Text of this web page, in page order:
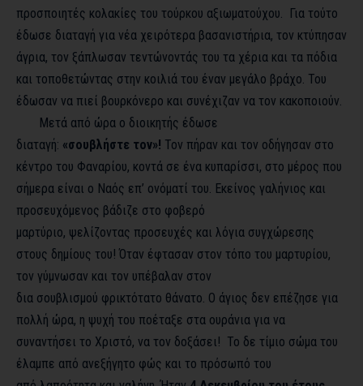
προσποιητές κολακίες του τούρκου αξιωματούχου. Για τούτο
έδωσε διαταγή για νέα χειρότερα βασανιστήρια, τον κτύπησαν
άγρια, τον ξάπλωσαν τεντώνοντάς του τα χέρια και τα πόδια
και τοποθετώντας στην κοιλιά του έναν μεγάλο βράχο. Του
έδωσαν να πιεί βουρκόνερο και συνέχιζαν να τον κακοποιούν.
Μετά από ώρα ο διοικητής έδωσε
διαταγή: «σουβλήστε τον»! Τον πήραν και τον οδήγησαν στο
κέντρο του Φαναρίου, κοντά σε ένα κυπαρίσσι, στο μέρος που
σήμερα είναι ο Ναός επ’ ονόματί του. Εκείνος γαλήνιος και
προσευχόμενος βάδιζε στο φοβερό
μαρτύριο, ψελίζοντας προσευχές και λόγια συγχώρεσης
στους δημίους του! Όταν έφτασαν στον τόπο του μαρτυρίου,
τον γύμνωσαν και τον υπέβαλαν στον
δια σουβλισμού φρικτότατο θάνατο. Ο άγιος δεν επέζησε για
πολλή ώρα, η ψυχή του ποέταξε στα ουράνια για να
συναντήσει το Χριστό, να τον δοξάσει! Το δε τίμιο σώμα του
έλαμπε από ανεξήγητο φώς και το πρόσωπό του